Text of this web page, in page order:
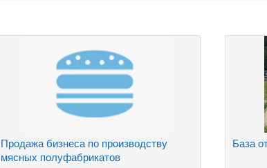
Продажа бизнеса по производству
мясных полуфабрикатов
База